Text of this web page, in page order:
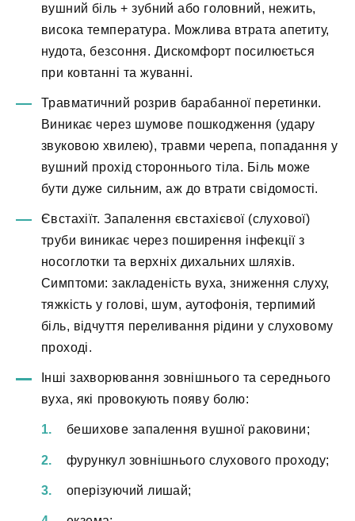
вушний біль + зубний або головний, нежить,
висока температура. Можлива втрата апетиту,
нудота, безсоння. Дискомфорт посилюється
при ковтанні та жуванні.
Травматичний розрив барабанної перетинки.
Виникає через шумове пошкодження (удару
звуковою хвилею), травми черепа, попадання у
вушний прохід стороннього тіла. Біль може
бути дуже сильним, аж до втрати свідомості.
Євстахіїт. Запалення євстахієвої (слухової)
труби виникає через поширення інфекції з
носоглотки та верхніх дихальних шляхів.
Симптоми: закладеність вуха, зниження слуху,
тяжкість у голові, шум, аутофонія, терпимий
біль, відчуття переливання рідини у слуховому
проході.
Інші захворювання зовнішнього та середнього
вуха, які провокують появу болю:
бешихове запалення вушної раковини;
фурункул зовнішнього слухового проходу;
оперізуючий лишай;